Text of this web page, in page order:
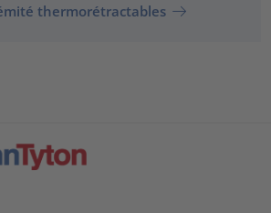
thermorétractables